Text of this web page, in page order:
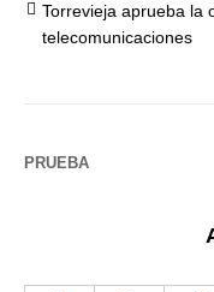
Torrevieja aprueba la
telecomunicaciones
PRUEBA